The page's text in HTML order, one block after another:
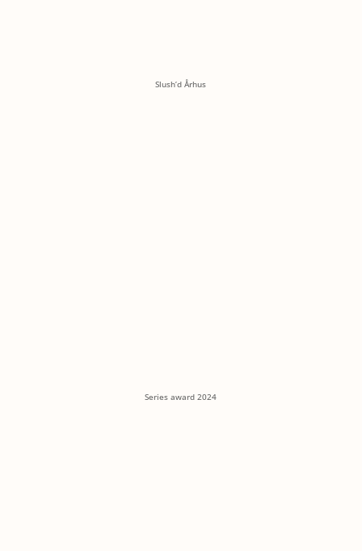
Slush’d Århus
Series award 2024